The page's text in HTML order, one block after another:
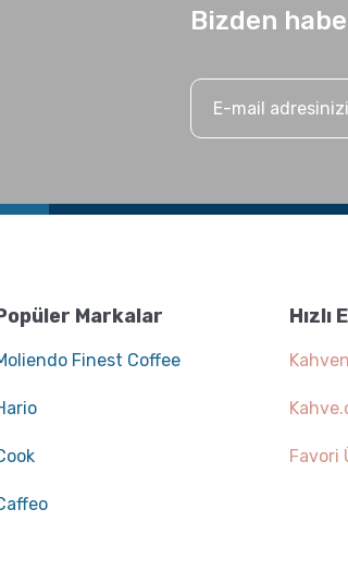
Bizden
Markalar
Finest Coffee
Hızlı
Favori